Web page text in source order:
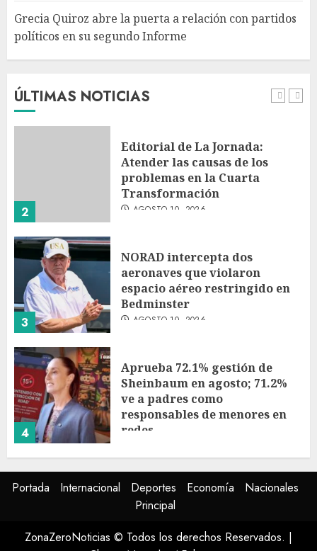
Grecia Quiroz abre la puerta a relación con partidos
políticos en su segundo Informe
ÚLTIMAS NOTICIAS
1
Columna cuestiona exclusión
de voces disidentes en debate
AGOSTO 10, 2026
2
Editorial de La Jornada:
Atender las causas de los
problemas en la Cuarta
Transformación
AGOSTO 10, 2026
3
NORAD intercepta dos
aeronaves que violaron
espacio aéreo restringido en
Bedminster
AGOSTO 10, 2026
4
Aprueba 72.1% gestión de
Sheinbaum en agosto; 71.2%
ve a padres como
responsables de menores en
redes
5
Grecia Quiroz abre la puerta a
relación con partidos políticos
en su segundo Informe
AGOSTO 10, 2026
Portada Internacional Deportes Economía
Nacionales
Principal
ZonaZeroNoticias © Todos los derechos Reservados. |